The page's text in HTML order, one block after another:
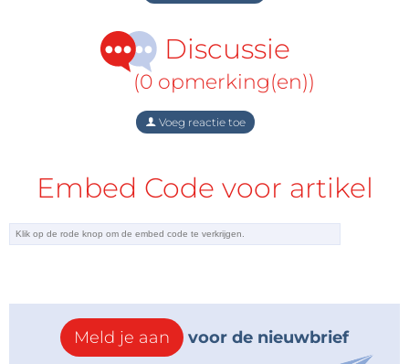
Discussie
(0 opmerking(en))
Voeg reactie toe
Embed Code voor artikel
Meld je aan voor de nieuwbrief